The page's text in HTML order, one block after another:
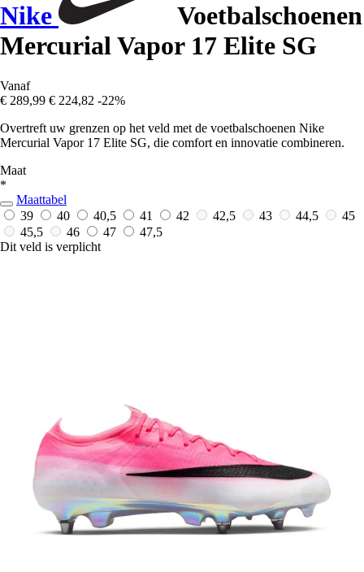
Nike
Voetbalschoenen
Mercurial Vapor 17 Elite SG
Vanaf
€ 289,99 € 224,82 -22%
Overtreft uw grenzen op het veld met de voetbalschoenen Nike
Mercurial Vapor 17 Elite SG, die comfort en innovatie combineren.
Maat
*
Maattabel
39
40 40,5 41 42 42,5 43 44,5
45
45,5
46 47
47,5
Dit veld is verplicht